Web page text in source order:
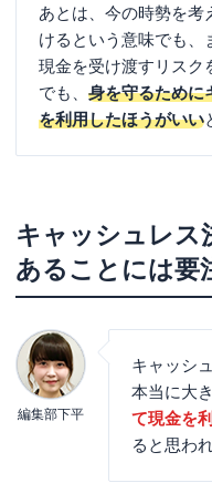
あとは、今の時勢を考
けるという意味でも、
現金を受け渡すリスク
でも、 身を守るために
を利用したほうがいい
キャッシュレス
あることには要
編集部下平
キャッシ
本当に大
て現金を
ると思わ